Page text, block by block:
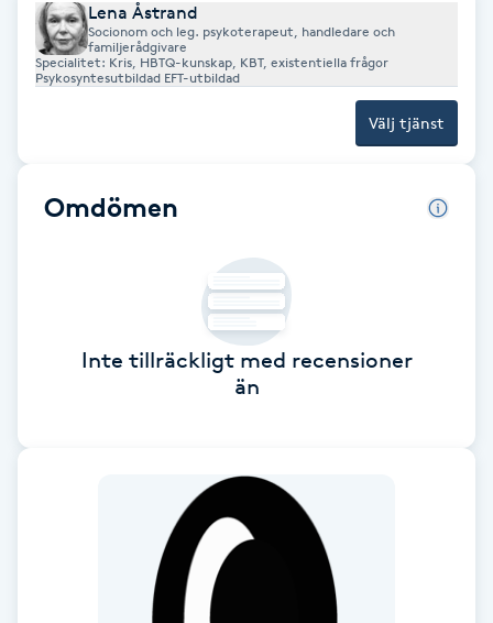
Blowout
Brynformning
Bröllopsuppsättning
Celluliter
Lena Åstrand
Socionom och leg. psykoterapeut, handledare och
familjerådgivare
Specialitet: Kris, HBTQ-kunskap, KBT, existentiella frågor
Psykosyntesutbildad EFT-utbildad
Välj tjänst
Omdömen
Inte tillräckligt med recensioner
än